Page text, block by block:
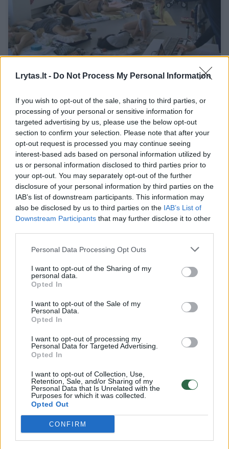
Lrytas.lt - Do Not Process My Personal Information
If you wish to opt-out of the sale, sharing to third parties, or
processing of your personal or sensitive information for
targeted advertising by us, please use the below opt-out
section to confirm your selection. Please note that after your
opt-out request is processed you may continue seeing
interest-based ads based on personal information utilized by
us or personal information disclosed to third parties prior to
your opt-out. You may separately opt-out of the further
disclosure of your personal information by third parties on the
IAB’s list of downstream participants. This information may
also be disclosed by us to third parties on the IAB’s List of
Downstream Participants that may further disclose it to other
Personal Data Processing Opt Outs
I want to opt-out of the Sharing of my
personal data.
Opted In
I want to opt-out of the Sale of my
Personal Data.
Opted In
I want to opt-out of processing my
Personal Data for Targeted Advertising.
Opted In
I want to opt-out of Collection, Use,
Retention, Sale, and/or Sharing of my
Personal Data that Is Unrelated with the
Purposes for which it was collected.
Opted Out
CONFIRM
Naujos šiuolaikinės operos kūrėjos sceną
Kultūra 2017-09-30
Operos kūrėjai įkliuvo į pačių susikurtą
teatro fabriką
Kultūra 2014-03-27